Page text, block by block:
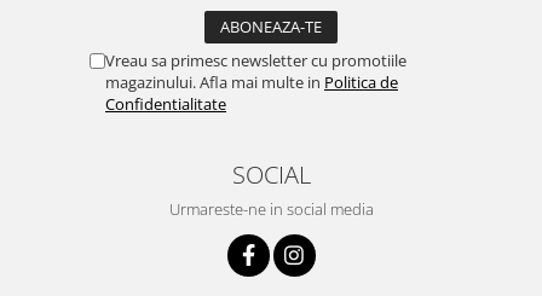
Vreau sa primesc newsletter cu promotiile
magazinului. Afla mai multe in Politica de
Confidentialitate
SOCIAL
Urmareste-ne in social media